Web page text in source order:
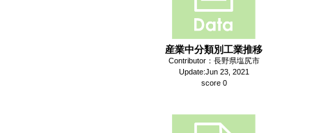
産業中分類別工業推移
Contributor：長野県塩尻市
Update:Jun 23, 2021
score 0